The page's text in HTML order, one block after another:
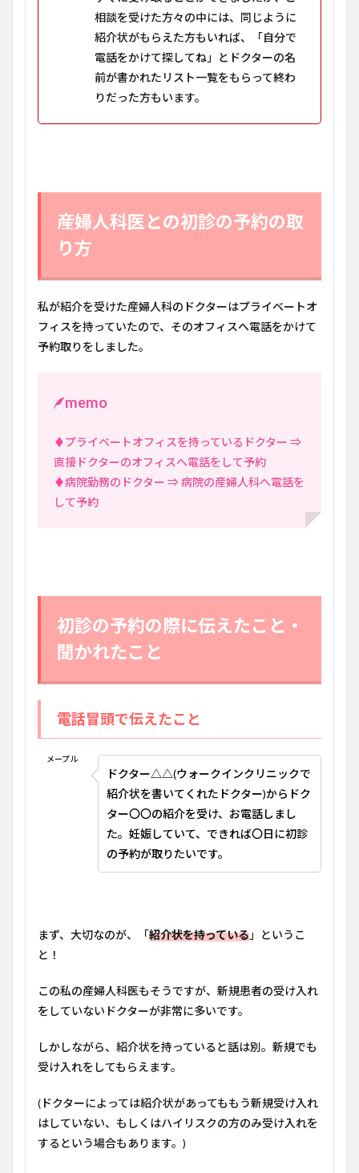
相談を受けた方々の中には、同じように
紹介状がもらえた方もいれば、「自分で
電話をかけて探してね」とドクターの名
前が書かれたリスト一覧をもらって終わ
りだった方もいます。
産婦人科医との初診の予約の取
り方
私が紹介を受けた産婦人科のドクターはプライベートオ
フィスを持っていたので、そのオフィスへ電話をかけて
予約取りをしました。
memo
♦プライベートオフィスを持っているドクター ⇒
直接ドクターのオフィスへ電話をして予約
♦病院勤務のドクター ⇒ 病院の産婦人科へ電話を
して予約
初診の予約の際に伝えたこと・
聞かれたこと
電話冒頭で伝えたこと
メープル
ドクター△△(ウォークインクリニックで
紹介状を書いてくれたドクター)からドク
ター〇〇の紹介を受け、お電話しまし
た。妊娠していて、できれば〇日に初診
の予約が取りたいです。
まず、大切なのが、「紹介状を持っている」というこ
と！
この私の産婦人科医もそうですが、新規患者の受け入れ
をしていないドクターが非常に多いです。
しかしながら、紹介状を持っていると話は別。新規でも
受け入れをしてもらえます。
(ドクターによっては紹介状があってももう新規受け入れ
はしていない、もしくはハイリスクの方のみ受け入れを
するという場合もあります。)